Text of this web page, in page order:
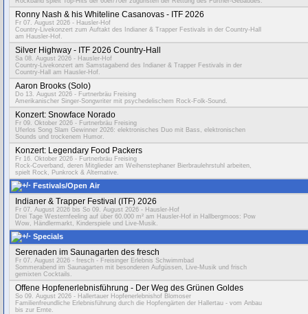
Ronny Nash & his Whiteline Casanovas - ITF 2026
Fr 07. August 2026 - Hausler-Hof
Country-Livekonzert zum Auftakt des Indianer & Trapper Festivals in der Country-Hall
am Hausler-Hof.
Silver Highway - ITF 2026 Country-Hall
Sa 08. August 2026 - Hausler-Hof
Country-Livekonzert am Samstagabend des Indianer & Trapper Festivals in der
Country-Hall am Hausler-Hof.
Aaron Brooks (Solo)
Do 13. August 2026 - Furtnerbräu Freising
Amerikanischer Singer-Songwriter mit psychedelischem Rock-Folk-Sound.
Konzert: Snowface Norado
Fr 09. Oktober 2026 - Furtnerbräu Freising
Uferlos Song Slam Gewinner 2026: elektronisches Duo mit Bass, elektronischen
Sounds und trockenem Humor.
Konzert: Legendary Food Packers
Fr 16. Oktober 2026 - Furtnerbräu Freising
Rock-Coverband, deren Mitglieder am Weihenstephaner Bierbraulehrstuhl arbeiten,
spielt Rock, Punkrock & Alternative.
Festivals/Open Air
Indianer & Trapper Festival (ITF) 2026
Fr 07. August 2026 bis So 09. August 2026 - Hausler-Hof
Drei Tage Westernfeeling auf über 60.000 m² am Hausler-Hof in Hallbergmoos: Pow
Wow, Händlermarkt, Kinderspiele und Live-Musik.
Specials
Serenaden im Saunagarten des fresch
Fr 07. August 2026 - fresch - Freisinger Erlebnis Schwimmbad
Sommerabend im Saunagarten mit besonderen Aufgüssen, Live-Musik und frisch
gemixten Cocktails.
Offene Hopfenerlebnisführung - Der Weg des Grünen Goldes
So 09. August 2026 - Hallertauer Hopfenerlebnishof Blomoser
Familienfreundliche Erlebnisführung durch die Hopfengärten der Hallertau - vom Anbau
bis zur Ernte.